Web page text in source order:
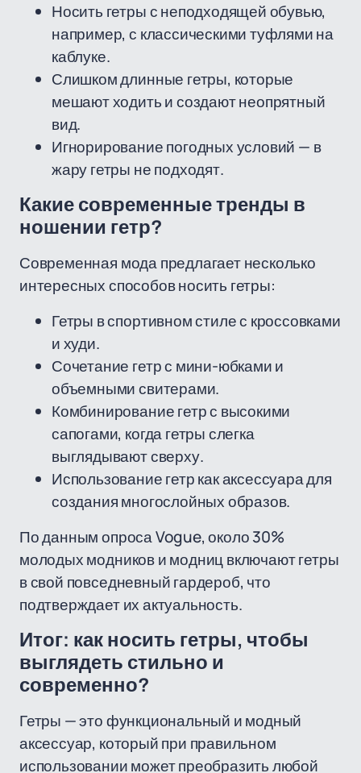
Носить гетры с неподходящей обувью,
например, с классическими туфлями на
каблуке.
Слишком длинные гетры, которые
мешают ходить и создают неопрятный
вид.
Игнорирование погодных условий — в
жару гетры не подходят.
Какие современные тренды в
ношении гетр?
Современная мода предлагает несколько
интересных способов носить гетры:
Гетры в спортивном стиле с кроссовками
и худи.
Сочетание гетр с мини-юбками и
объемными свитерами.
Комбинирование гетр с высокими
сапогами, когда гетры слегка
выглядывают сверху.
Использование гетр как аксессуара для
создания многослойных образов.
По данным опроса Vogue, около 30%
молодых модников и модниц включают гетры
в свой повседневный гардероб, что
подтверждает их актуальность.
Итог: как носить гетры, чтобы
выглядеть стильно и
современно?
Гетры — это функциональный и модный
аксессуар, который при правильном
использовании может преобразить любой